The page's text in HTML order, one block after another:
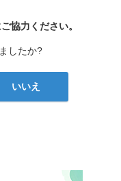
協力ください。
したか?
いいえ